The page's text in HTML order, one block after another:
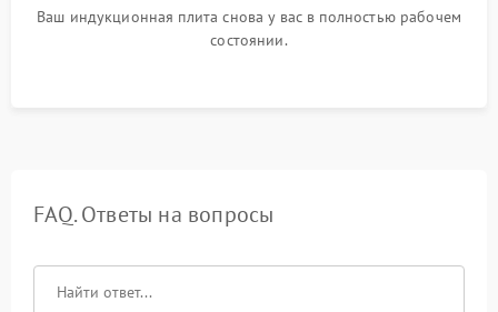
Ваш индукционная плита снова у вас в полностью рабочем
состоянии.
FAQ. Ответы на вопросы